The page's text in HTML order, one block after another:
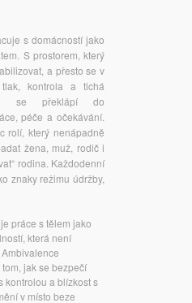
s domácností jako
S prostorem, který
a přesto se v
kontrola a tichá
se překlápí do
péče a očekávání.
rolí, který nenápadně
žena, muž, rodič i
rodina. Každodenní
znaky režimu údržby,
práce s tělem jako
která není
jak se bezpečí
kontrolou a blízkost s
v místo beze